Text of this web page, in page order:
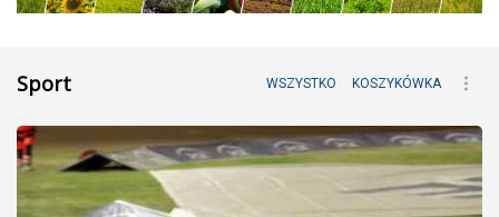
Sport WSZYSTKO KOSZYKÓWKA